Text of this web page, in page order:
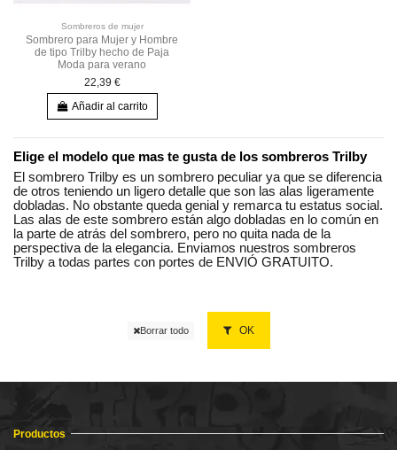
Sombreros de mujer
Sombrero para Mujer y Hombre
de tipo Trilby hecho de Paja
Moda para verano
22,39 €
Añadir al carrito
Elige el modelo que mas te gusta de los sombreros Trilby
El sombrero Trilby es un sombrero peculiar ya que se diferencia
de otros teniendo un ligero detalle que son las alas ligeramente
dobladas. No obstante queda genial y remarca tu estatus social.
Las alas de este sombrero están algo dobladas en lo común en
la parte de atrás del sombrero, pero no quita nada de la
perspectiva de la elegancia. Enviamos nuestros sombreros
Trilby a todas partes con portes de ENVIÓ GRATUITO.
Borrar todo OK
Productos